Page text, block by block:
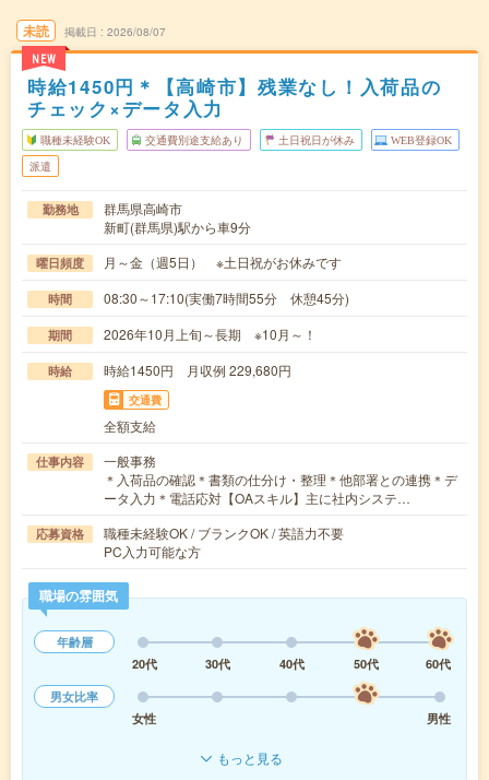
未読
NEW
掲載日 2026/08/07
時給1450円＊【高崎市】残業なし！入荷品の
チェック×データ入力
職種未経験OK 交通費別途支給あり 土日祝日が休み WEB登録OK
派遣
勤務地
群馬県高崎市
新町(群馬県)駅から車9分
曜日頻度 月～金（週5日） ※土日祝がお休みです
時間 08:30～17:10(実働7時間55分 休憩45分)
期間 2026年10月上旬～長期 ※10月～！
時給 時給1450円 月収例 229,680円
交通費
全額支給
仕事内容
一般事務
＊入荷品の確認＊書類の仕分け・整理＊他部署との連携＊デ
ータ入力＊電話応対【OAスキル】主に社内システ…
応募資格
職種未経験OK / ブランクOK / 英語力不要
PC入力可能な方
職場の雰囲気
年齢層
20代
30代 40代 50代
60代
男女比率
女性
男性
もっと見る